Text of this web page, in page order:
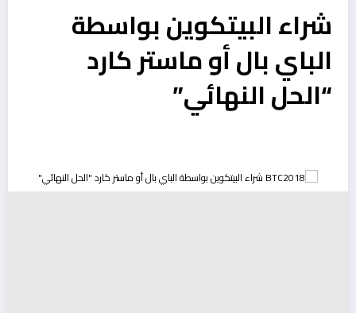
شراء البيتكوين بواسطة
الباي بال أو ماستر كارد
“الحل النهائي”